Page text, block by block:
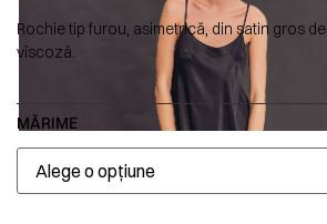
Rochie tip furou, asimetrică, din satin gros de
vîscoză.
MĂRIME